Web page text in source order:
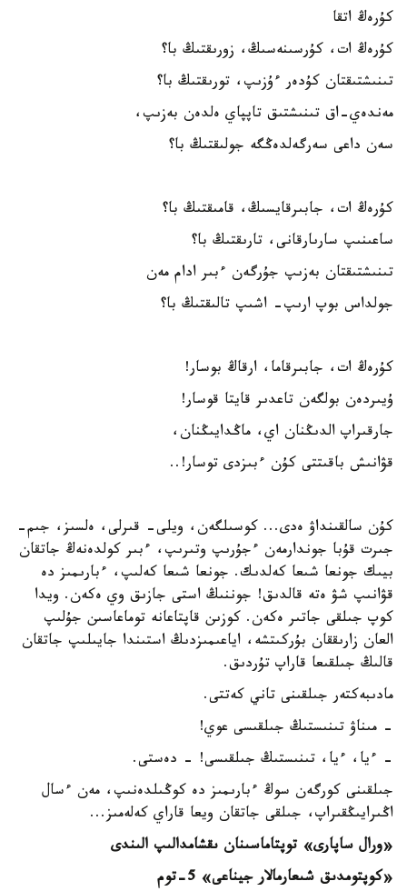
كۇرەڭ اتقا
كۇرەڭ ات، كۇرسىنەسىڭ، زورىقتىڭ با؟
تىنىشتىقتان كۇدەر ءۇزىپ، تورىقتىڭ با؟
مەندەي-اق تىنىشتىق تاپپاي ەلدەن بەزىپ،
سەن داعى سەرگەلدەڭگە جولىقتىڭ با؟
كۇرەڭ ات، جابىرقايسىڭ، قامىقتىڭ با؟
ساعىنىپ سارىارقانى، تارىقتىڭ با؟
تىنىشتىقتان بەزىپ جۇرگەن ءبىر ادام مەن
جولداس بوپ ارىپ- اشىپ تالىقتىڭ با؟
كۇرەڭ ات، جابىرقاما، ارقاڭ بوسار!
ۇيىردەن بولگەن تاعدىر قايتا قوسار!
جارقىراپ الدىڭنان اي، ماڭدايىڭنان،
قۋانىش باقىتتى كۇن ءبىزدى توسار!..
كۇن سالقىنداۋ ەدى... كوسىلگەن، ويلى- قىرلى، ەلسىز، جىم-
جىرت قۇبا جوندارمەن ءجۇرىپ وتىرىپ، ءبىر كولدەنەڭ جاتقان
بيىك جونعا شىعا كەلدىك. جونعا شىعا كەلىپ، ءبارىمىز دە
قۋانىپ شۋ ەتە قالدىق! جوننىڭ استى جازىق وي ەكەن. ويدا
كوپ جىلقى جاتىر ەكەن. كوزىن قاپتاعانە توماعاسىن جۇلىپ
العان زارىققان بۇركىتشە، اياعىمىزدىڭ استىندا جايىلىپ جاتقان
قالىڭ جىلقىعا قاراپ تۇردىق.
مادىبەكتەر جىلقىنى تاني كەتتى.
- مىناۋ تىنىستىڭ جىلقىسى عوي!
- ءيا، ءيا، تىنىستىڭ جىلقىسى! - دەستى.
جىلقىنى كورگەن سوڭ ءبارىمىز دە كوڭىلدەنىپ، مەن ءسال
اڭىرايىڭقىراپ، جىلقى جاتقان ويعا قاراي كەلەمىز...
«ورال ساپارى» توپتاماسىنان ىقشامدالىپ الىندى
«كوپتومدىق شىعارمالار جيناعى» 5-توم